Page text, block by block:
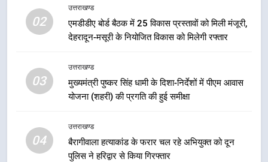
02
उत्तराखण्ड
एमडीडीए बोर्ड बैठक में 25 विकास प्रस्तावों को मिली मंजूरी,
देहरादून-मसूरी के नियोजित विकास को मिलेगी रफ्तार
03
उत्तराखण्ड
मुख्यमंत्री पुष्कर सिंह धामी के दिशा-निर्देशों में पीएम आवास
योजना (शहरी) की प्रगति की हुई समीक्षा
04
उत्तराखण्ड
बैरागीवाला हत्याकांड के फरार चल रहे अभियुक्त को दून
पुलिस ने हरिद्वार से किया गिरफ्तार
एसआईआर प्रक्रिया की निगरानी के लिए
प्रदेश कांग्रेस मुख्यालय में कंट्रोल रूम
का शुभारंभ
7
सड़क सुरक्षा पर डीएम का सख्त एक्शन,